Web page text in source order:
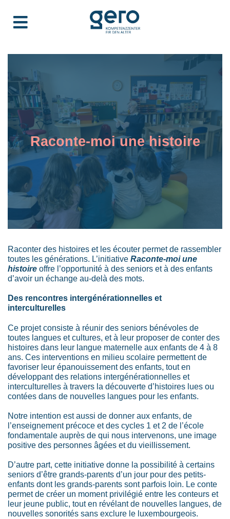
Raconte-moi une histoire
Raconter des histoires et les écouter permet de rassembler
toutes les générations. L’initiative Raconte-moi une
histoire offre l’opportunité à des seniors et à des enfants
d’avoir un échange au-delà des mots.
Des rencontres intergénérationnelles et
interculturelles
Ce projet consiste à réunir des seniors bénévoles de
toutes langues et cultures, et à leur proposer de conter des
histoires dans leur langue maternelle aux enfants de 4 à 8
ans. Ces interventions en milieu scolaire permettent de
favoriser leur épanouissementdes enfants , tout en
développant des relations intergénérationnelles et
interculturelles à travers la découverte d’histoires lues ou
contées dans de nouvelles langues pour les enfants
Notre intention est aussi de donner aux enfants, de
l’enseignement précoce et des cycles 1 et 2 de l’école
fondamentale auprès de qui nous intervenons, une image
positive des personnes âgées et du vieillissement.
D’autre part, cette initiative donne la possibilité à certains
seniors d’être grands-parents d’un jour pour des petits-
enfants dont les grands-parents sont parfois loin. Le conte
permet de créer un moment privilégié entre les conteurs et
leur jeune public, tout en révélant de nouvelles langues, de
nouvelles sonorités sans exclure le luxembourgeois.